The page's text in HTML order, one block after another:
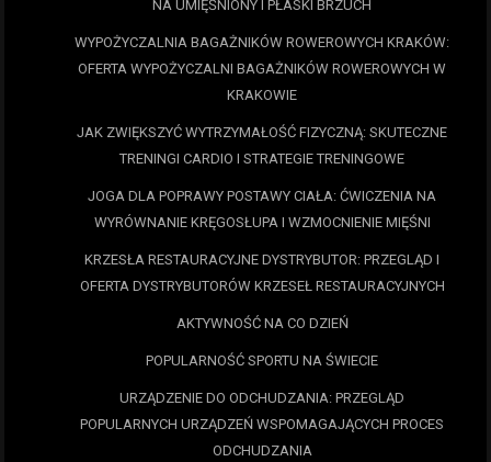
NA UMIĘŚNIONY I PŁASKI BRZUCH
WYPOŻYCZALNIA BAGAŻNIKÓW ROWEROWYCH KRAKÓW:
OFERTA WYPOŻYCZALNI BAGAŻNIKÓW ROWEROWYCH W
KRAKOWIE
JAK ZWIĘKSZYĆ WYTRZYMAŁOŚĆ FIZYCZNĄ: SKUTECZNE
TRENINGI CARDIO I STRATEGIE TRENINGOWE
JOGA DLA POPRAWY POSTAWY CIAŁA: ĆWICZENIA NA
WYRÓWNANIE KRĘGOSŁUPA I WZMOCNIENIE MIĘŚNI
KRZESŁA RESTAURACYJNE DYSTRYBUTOR: PRZEGLĄD I
OFERTA DYSTRYBUTORÓW KRZESEŁ RESTAURACYJNYCH
AKTYWNOŚĆ NA CO DZIEŃ
POPULARNOŚĆ SPORTU NA ŚWIECIE
URZĄDZENIE DO ODCHUDZANIA: PRZEGLĄD
POPULARNYCH URZĄDZEŃ WSPOMAGAJĄCYCH PROCES
ODCHUDZANIA